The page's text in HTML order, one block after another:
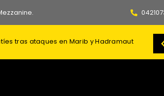
dudas en el mercado